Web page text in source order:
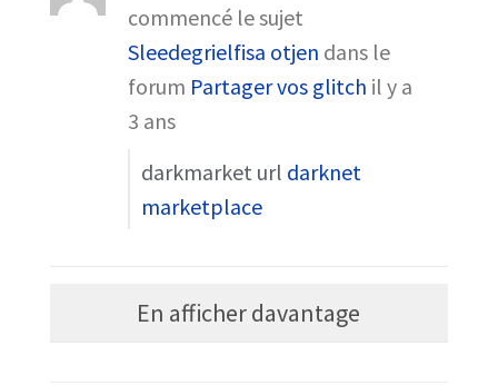
commencé le sujet
Sleedegrielfisa otjen dans le
forum Partager vos glitch il y a
3 ans
darkmarket url darknet
marketplace
En afficher davantage